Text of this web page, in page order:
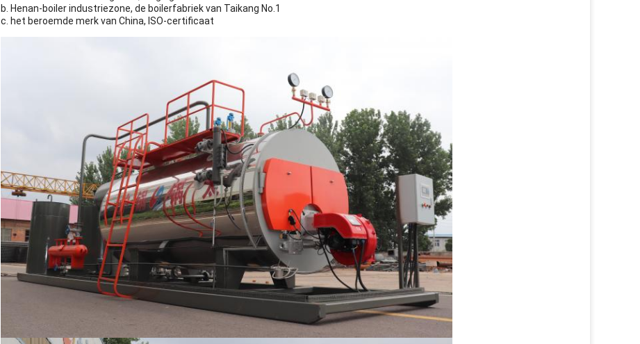
b. Henan-boiler industriezone, de boilerfabriek van Taikang No.1
c. het beroemde merk van China, ISO-certificaat